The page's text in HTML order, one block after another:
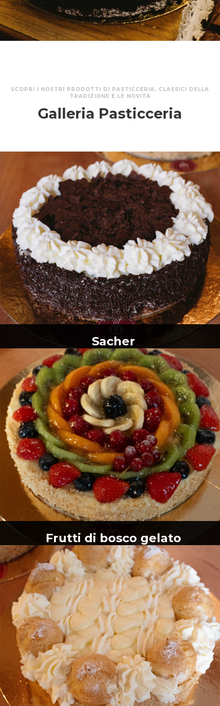
SCOPRI I NOSTRI PRODOTTI DI PASTICCERIA, CLASSICI DELLA
TRADIZIONE E LE NOVITÀ
Galleria Pasticceria
Sacher
Frutti di bosco gelato